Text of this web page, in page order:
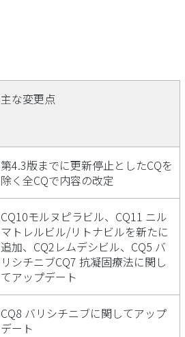
主な変更点
第4.3版までに更新停止としたCQを
除く全CQで内容の改定
CQ10モルヌピラビル、CQ11 ニル
マトレルビル/リトナビルを新たに
追加、CQ2レムデシビル、CQ5 バ
リシチニブCQ7 抗凝固療法に関し
てアップデート
CQ8 バリシチニブに関してアップ
デート